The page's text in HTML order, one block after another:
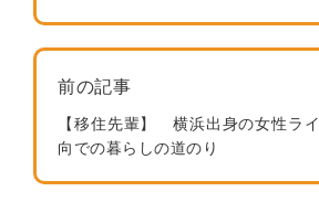
前の記事
【移住先輩】 横浜出身の女性ラ
向での暮らしの道のり